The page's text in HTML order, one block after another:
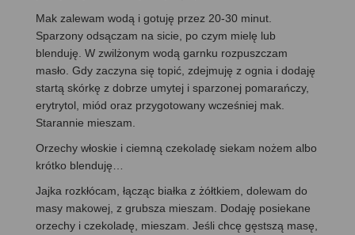
Mak zalewam wodą i gotuję przez 20-30 minut.
Sparzony odsączam na sicie, po czym mielę lub
blenduję. W zwilżonym wodą garnku rozpuszczam
masło. Gdy zaczyna się topić, zdejmuję z ognia i dodaję
startą skórkę z dobrze umytej i sparzonej pomarańczy,
erytrytol, miód oraz przygotowany wcześniej mak.
Starannie mieszam.
Orzechy włoskie i ciemną czekoladę siekam nożem albo
krótko blenduję…
Jajka rozkłócam, łącząc białka z żółtkiem, dolewam do
masy makowej, z grubsza mieszam. Dodaję posiekane
orzechy i czekoladę, mieszam. Jeśli chcę gęstszą masę,